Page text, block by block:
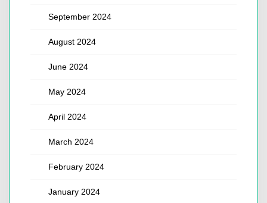
September 2024
August 2024
June 2024
May 2024
April 2024
March 2024
February 2024
January 2024